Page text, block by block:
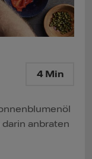
4 Min
anbraten